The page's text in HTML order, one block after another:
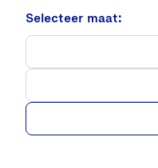
Selecteer maat: